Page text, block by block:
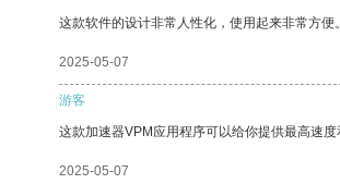
这款软件的设计非常人性化，使用起来非常方便。
2025-05-07
游客
这款加速器VPM应用程序可以给你提供最高速
2025-05-07